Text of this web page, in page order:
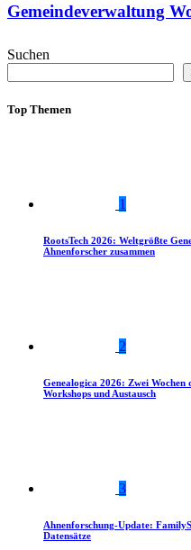
Gemeindeverwaltung
Suchen
Top Themen
1
RootsTech 2026: Weltgrößte
Ahnenforscher zusammen
2
Genealogica 2026: Zwei
Workshops und Austausch
3
Ahnenforschung-Update:
Datensätze